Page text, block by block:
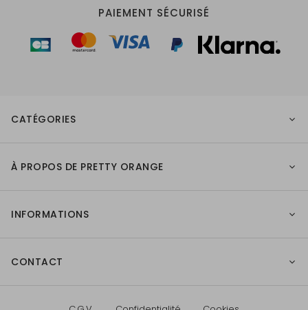
PAIEMENT SÉCURISÉ
CATÉGORIES
À PROPOS DE PRETTY ORANGE
INFORMATIONS
CONTACT